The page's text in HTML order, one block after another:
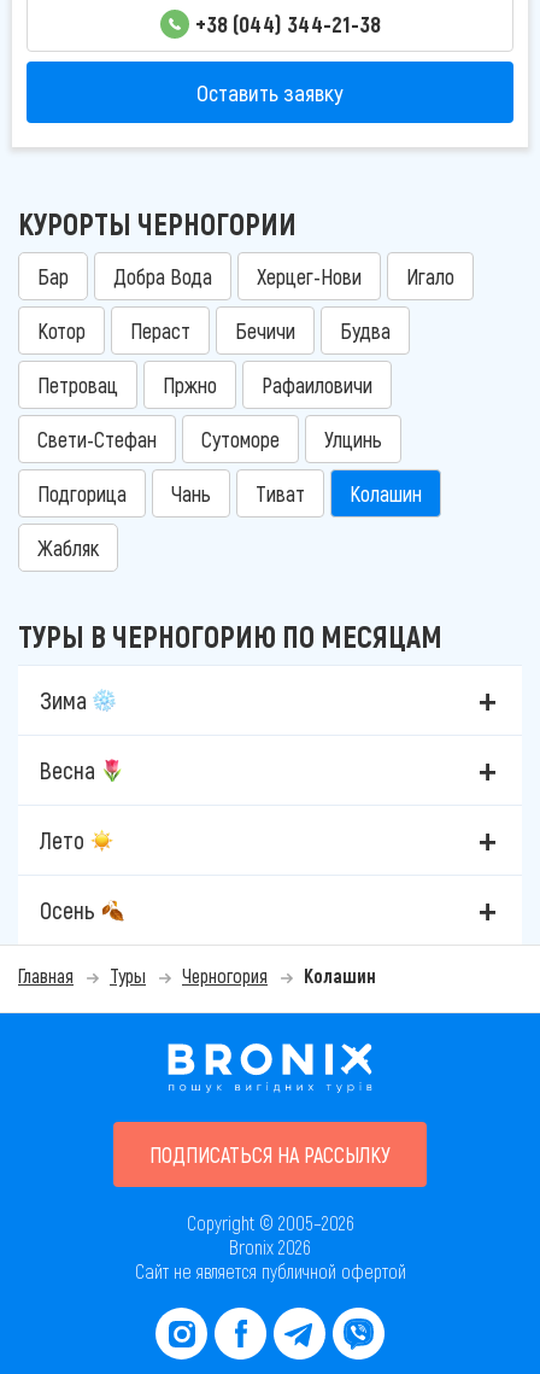
+38 (044) 344-21-38
Оставить заявку
КУРОРТЫ ЧЕРНОГОРИИ
Бар Добра Вода Херцег-Нови Игало
Котор Пераст Бечичи Будва
Петровац Пржно Рафаиловичи
Свети-Стефан Сутоморе Улцинь
Подгорица Чань Тиват Колашин
Жабляк
ТУРЫ В ЧЕРНОГОРИЮ ПО МЕСЯЦАМ
Зима
Весна
Лето
Осень
Главная Туры Черногория Колашин
ПОДПИСАТЬСЯ НА РАССЫЛКУ
Copyright © 2005–2026
Bronix 2026
Сайт не является публичной офертой